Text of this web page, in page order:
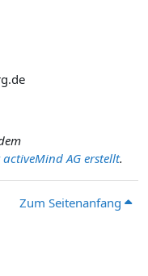
AG erstellt.
Zum Seitenanfang